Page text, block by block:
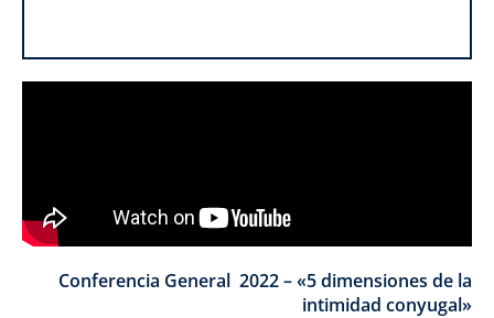
Conferencia General 2022 – «5 dimensiones de la
intimidad conyugal»